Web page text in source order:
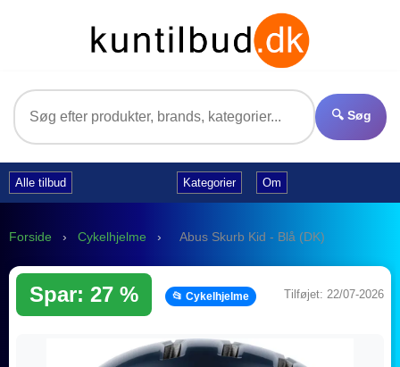
🔍 Søg
Alle tilbud Kategorier Om
Forside › Cykelhjelme › Abus Skurb Kid - Blå (DK)
Spar: 27 % 📂 Cykelhjelme Tilføjet: 22/07-2026